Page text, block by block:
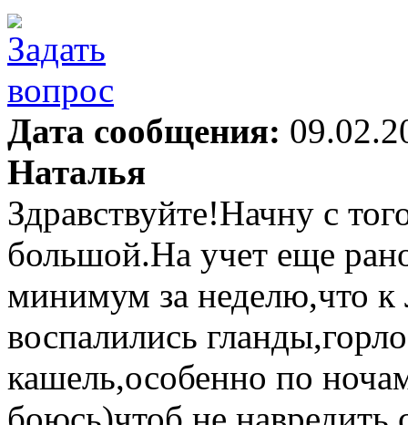
Дата сообщения:
Наталья
Здравствуйте!Начну с
большой.На учет еще
минимум за неделю,что
воспалились
кашель,особенно по